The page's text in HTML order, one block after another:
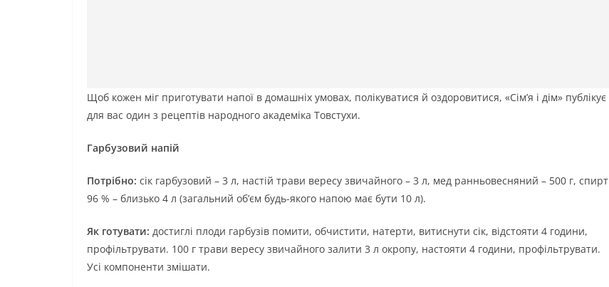
Щоб кожен міг приготувати напої в домашніх умовах, полікуватися й оздоровитися, «Сім’я і дім» публікує
для вас один з рецептів народного академіка Товстухи.
Гарбузовий напій
Потрібно: сік гарбузовий – 3 л, настій трави вересу звичайного – 3 л, мед ранньовесняний – 500 г, спирт
96 % – близько 4 л (загальний об’єм будь-якого напою має бути 10 л).
Як готувати: достиглі плоди гарбузів помити, обчистити, натерти, витиснути сік, відстояти 4 години,
профільтрувати. 100 г трави вересу звичайного залити 3 л окропу, настояти 4 години, профільтрувати.
Усі компоненти змішати.